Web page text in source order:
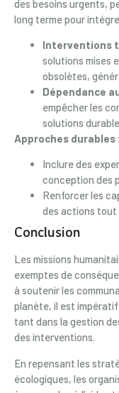
des besoins urgents,
long terme pour
Interventions
solutions mises
obsolètes,
Dépendance
empêcher les
solutions
Approches durables :
Inclure des
conception des
Renforcer les
des actions tout
Conclusion
Les missions
exemptes de
à soutenir les
planète, il est
tant dans la gestion
des interventions.
En repensant les
écologiques, les